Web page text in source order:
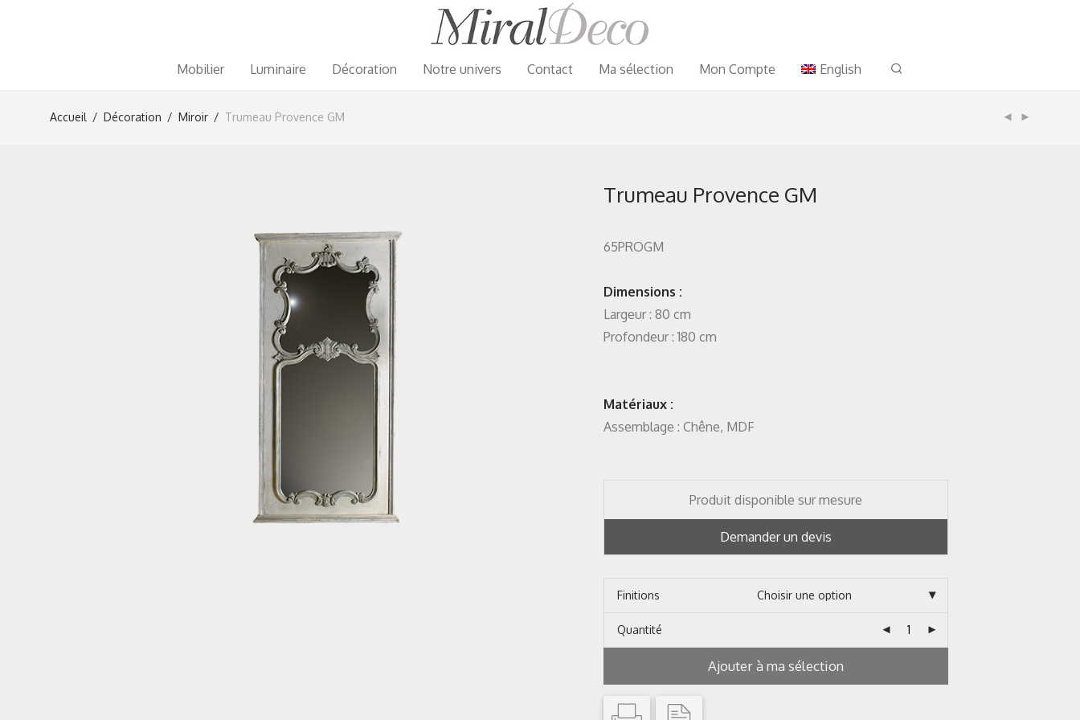
Mobilier Luminaire Décoration Notre univers Contact Ma sélection Mon Compte English
Accueil / Décoration / Miroir / Trumeau Provence GM
Trumeau Provence GM
65PROGM
Dimensions :
Largeur : 80 cm
Profondeur : 180 cm
Matériaux :
Assemblage : Chêne, MDF
Produit disponible sur mesure
Demander un devis
Finitions
Quantité
Ajouter à ma sélection